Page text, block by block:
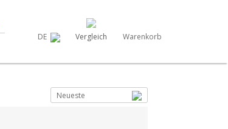
DE Vergleich Warenkorb
Neueste